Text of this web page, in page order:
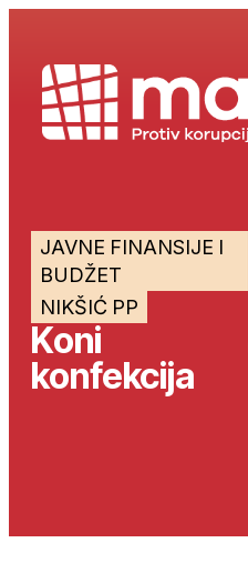
JAVNE FINANSIJE I
BUDŽET
NIKŠIĆ PP
Koni
konfekcija